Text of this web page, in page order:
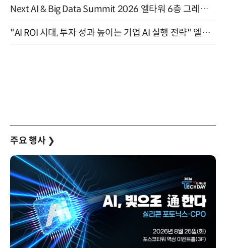
Next AI & Big Data Summit 2026 엘타워 6층 그레이스홀 개최 (9/18)
"AI ROI 시대, 투자 성과 높이는 기업 AI 실행 전략" 엘타워 6층 (9월 18일)
주요 행사 ❯